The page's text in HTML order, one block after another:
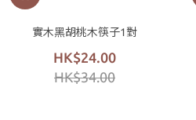
實木黑胡桃木筷子1對
HK$24.00
HK$34.00